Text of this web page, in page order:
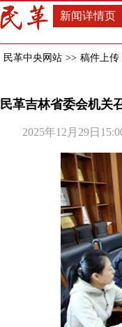
新闻详情页
民革中央网站 >> 稿件上传
民革吉林省委会机关
2025年12月29日